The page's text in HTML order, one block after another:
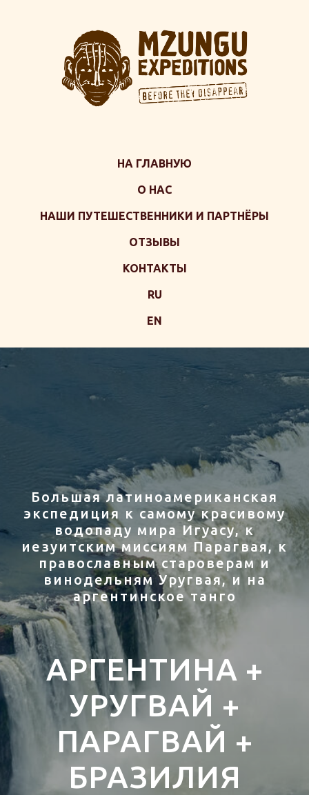
НА ГЛАВНУЮ
О НАС
НАШИ ПУТЕШЕСТВЕННИКИ И ПАРТНЁРЫ
ОТЗЫВЫ
КОНТАКТЫ
RU
EN
Большая латиноамериканская
экспедиция к самому красивому
водопаду мира Игуасу, к
иезуитским миссиям Парагвая, к
православным староверам и
винодельням Уругвая, и на
аргентинское танго
АРГЕНТИНА +
УРУГВАЙ +
ПАРАГВАЙ +
БРАЗИЛИЯ